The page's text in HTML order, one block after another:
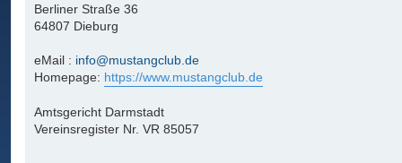
Berliner Straße 36
64807 Dieburg
eMail : info@mustangclub.de
Homepage: https://www.mustangclub.de
Amtsgericht Darmstadt
Vereinsregister Nr. VR 85057